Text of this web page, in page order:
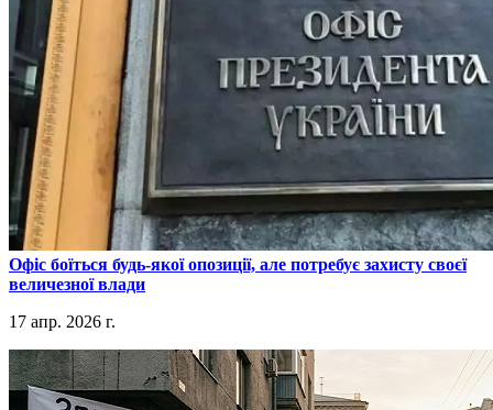
​Офіс боїться будь-якої опозиції, але потребує захисту своєї
величезної влади
17 апр. 2026 г.